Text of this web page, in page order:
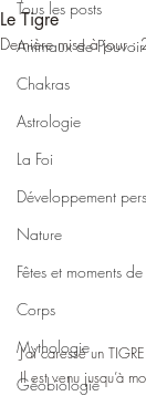
Tous les posts
Animaux de Pouvoir
Chakras
Astrologie
La Foi
Développement
Nature
Fêtes et moments
Corps
Mythologie
Géobiologie
Le Tigre
Dernière mise à jour :
J’ai caressé un
Il est venu jusqu’à